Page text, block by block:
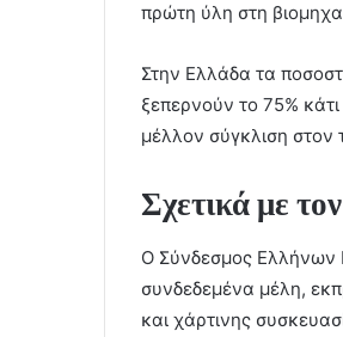
πρώτη ύλη στη
Στην Ελλάδα τα
ξεπερνούν το 75%
μέλλον σύγκλιση
Σχετικά με
Ο Σύνδεσμος Ελλήνων
συνδεδεμένα μέλη,
και χάρτινης